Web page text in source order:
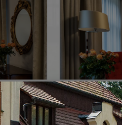
od 559 PLN Double